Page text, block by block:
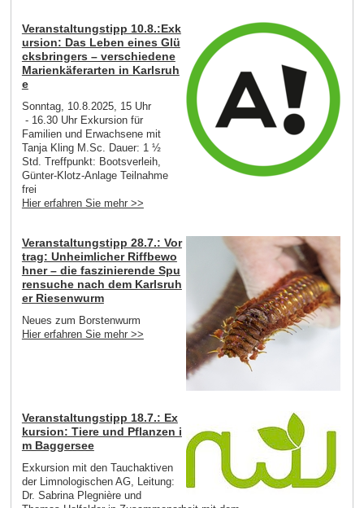
Veranstaltungstipp 10.8.:Exk
ursion: Das Leben eines Glü
cksbringers – verschiedene
Marienkäferarten in Karlsruh
e
Sonntag, 10.8.2025, 15 Uhr
- 16.30 Uhr Exkursion für
Familien und Erwachsene mit
Tanja Kling M.Sc. Dauer: 1 ½
Std. Treffpunkt: Bootsverleih,
Günter-Klotz-Anlage Teilnahme
frei
Hier erfahren Sie mehr >>
Veranstaltungstipp 28.7.: Vor
trag: Unheimlicher Riffbewo
hner – die faszinierende Spu
rensuche nach dem Karlsruh
er Riesenwurm
Neues zum Borstenwurm
Hier erfahren Sie mehr >>
Veranstaltungstipp 18.7.: Ex
kursion: Tiere und Pflanzen i
m Baggersee
Exkursion mit den Tauchaktiven
der Limnologischen AG, Leitung:
Dr. Sabrina Plegnière und